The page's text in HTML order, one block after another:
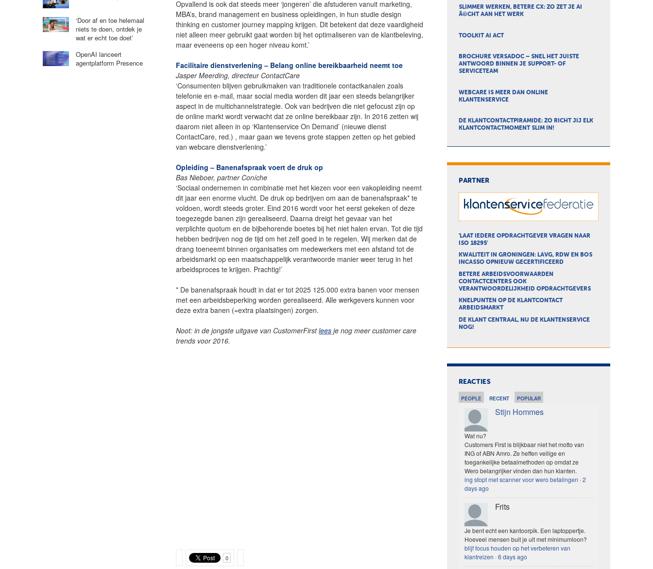
Opvallend is ook dat steeds meer ‘jongeren’ die afstuderen vanuit marketing,
MBA’s, brand management en business opleidingen, in hun studie design
thinking en customer journey mapping krijgen. Dit betekent dat deze vaardigheid
niet alleen meer gebruikt gaat worden bij het optimaliseren van de klantbeleving,
maar eveneens op een hoger niveau komt.’
Facilitaire dienstverlening – Belang online bereikbaarheid neemt toe
Jasper Meerding, directeur ContactCare
‘Consumenten blijven gebruikmaken van traditionele contactkanalen zoals
telefonie en e-mail, maar social media worden dit jaar een steeds belangrijker
aspect in de multichannelstrategie. Ook van bedrijven die niet gefocust zijn op
de online markt wordt verwacht dat ze online bereikbaar zijn. In 2016 zetten wij
daarom niet alleen in op ‘Klantenservice On Demand’ (nieuwe dienst
ContactCare, red.) , maar gaan we tevens grote stappen zetten op het gebied
van webcare dienstverlening.’
Opleiding – Banenafspraak voert de druk op
Bas Nieboer, partner Coníche
‘Sociaal ondernemen in combinatie met het kiezen voor een vakopleiding neemt
dit jaar een enorme vlucht. De druk op bedrijven om aan de banenafspraak* te
voldoen, wordt steeds groter. Eind 2016 wordt voor het eerst gekeken of deze
toegezegde banen zijn gerealiseerd. Daarna dreigt het gevaar van het
verplichte quotum en de bijbehorende boetes bij het niet halen ervan. Tot die tijd
hebben bedrijven nog de tijd om het zelf goed in te regelen. Wij merken dat de
drang toeneemt binnen organisaties om medewerkers met een afstand tot de
arbeidsmarkt op een maatschappelijk verantwoorde manier weer terug in het
arbeidsproces te krijgen. Prachtig!’
* De banenafspraak houdt in dat er tot 2025 125.000 extra banen voor mensen
met een arbeidsbeperking worden gerealiseerd. Alle werkgevers kunnen voor
deze extra banen (=extra plaatsingen) zorgen.
Noot: in de jongste uitgave van CustomerFirstlees je nog meer customer care
trends voor 2016.
0
‘Door af en toe helemaal
niets te doen, ontdek je
wat er echt toe doet’
OpenAI lanceert
agentplatform Presence
SLIMMER WERKEN, BETERE CX: ZO ZET JE AI
Ã©CHT AAN HET WERK
TOOLKIT AI ACT
BROCHURE VERSADOC – SNEL HET JUISTE
ANTWOORD BINNEN JE SUPPORT- OF
SERVICETEAM
WEBCARE IS MEER DAN ONLINE
KLANTENSERVICE
DE KLANTCONTACTPIRAMIDE: ZO RICHT JIJ ELK
KLANTCONTACTMOMENT SLIM IN!
PARTNER
'LAAT IEDERE OPDRACHTGEVER VRAGEN NAAR
ISO 18295'
KWALITEIT IN GRONINGEN: LAVG, RDW EN BOS
INCASSO OPNIEUW GECERTIFICEERD
BETERE ARBEIDSVOORWAARDEN
CONTACTCENTERS OOK
VERANTWOORDELIJKHEID OPDRACHTGEVERS
KNELPUNTEN OP DE KLANTCONTACT
ARBEIDSMARKT
DE KLANT CENTRAAL, NU DE KLANTENSERVICE
NOG!
REACTIES
PEOPLE RECENT POPULAR
Stijn Hommes
Wat nu?
Customers First is blijkbaar niet het motto van
ING of ABN Amro. Ze heffen veilige en
toegankelijke betaalmethoden op omdat ze
Wero belangrijker vinden dan hun klanten.
ing stopt met scanner voor wero betalingen ·2
days ago
Frits
Je bent echt een kantoorpik. Een laptoppertje.
Hoeveel mensen buit je uit met minimumloon?
blijf focus houden op het verbeteren van
klantreizen ·6 days ago